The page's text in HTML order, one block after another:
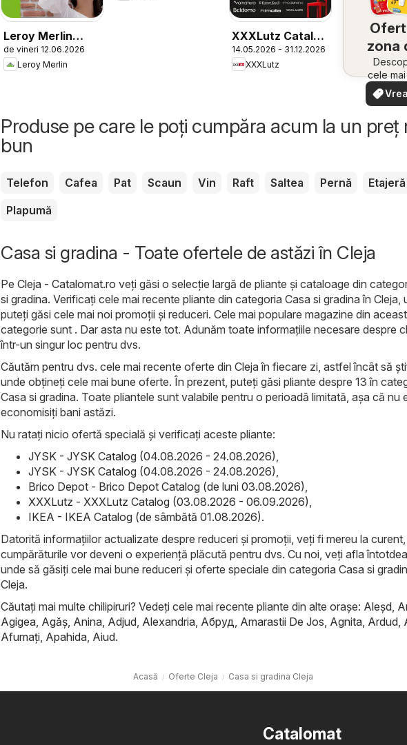
Leroy Merlin
Catalog
de vineri 12.06.2026
Leroy Merlin
XXXLutz Catalog
Premium
14.05.2026 - 31.12.2026
XXXLutz
zona
cele
oferte
văd
Produse pe care le poți cumpăra acum la un preț
bun
Telefon Cafea Pat Scaun Vin Raft Saltea Pernă
Etajeră
Plapumă
Casa si gradina - Toate ofertele de astăzi în Cleja
Pe Cleja - Catalomat.ro veți găsi o selecție largă de pliante și cataloage din
si gradina. Verificați cele mai recente pliante din categoria Casa si gradina în Cleja,
puteți găsi cele mai noi promoții și reduceri. Cele mai populare magazine din
categorie sunt . Dar asta nu este tot. Adunăm toate informațiile necesare despre
într-un singur loc pentru dvs.
Căutăm pentru dvs. cele mai recente oferte din Cleja în fiecare zi, astfel încât să
unde obțineți cele mai bune oferte. În prezent, puteți găsi pliante despre 13 în
Casa si gradina. Toate pliantele sunt valabile pentru o perioadă limitată, așa că nu
economisiți bani astăzi.
Nu ratați nicio ofertă specială și verificați aceste pliante:
JYSK - JYSK Catalog (04.08.2026 - 24.08.2026),
JYSK - JYSK Catalog (04.08.2026 - 24.08.2026),
Brico Depot - Brico Depot Catalog (de luni 03.08.2026),
XXXLutz - XXXLutz Catalog (03.08.2026 - 06.09.2026),
IKEA - IKEA Catalog (de sâmbătă 01.08.2026).
Datorită informațiilor actualizate despre reduceri și promoții, veți fi mereu la
cumpărăturile vor deveni o experiență plăcută pentru dvs. Cu noi, veți afla
unde să găsiți cele mai bune reduceri și oferte speciale din categoria Casa si
Cleja.
Căutați mai multe chilipiruri? Vedeți cele mai recente pliante din alte orașe: Aleşd,
Agigea, Agăş, Anina, Adjud, Alexandria, Абруд, Amarastii De Jos, Agnita, Ardud,
Afumaţi, Apahida, Aiud.
Acasă Oferte Cleja Casa si gradina Cleja
Catalomat